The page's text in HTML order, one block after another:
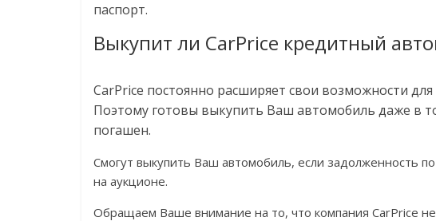
паспорт.
Выкупит ли CarPrice кредитный
CarPrice постоянно расширяет свои возможности
Поэтому готовы выкупить Ваш автомобиль даже в
погашен.
Смогут выкупить Ваш автомобиль, если задолженность
на аукционе.
Обращаем Ваше внимание на то, что компания CarPrice